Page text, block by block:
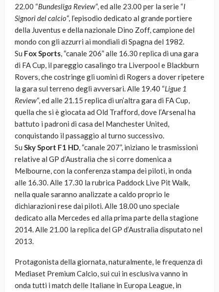
22.00 “Bundesliga Review“, ed alle 23.00 per la serie “I
Signori del calcio“, l’episodio dedicato al grande portiere
della Juventus e della nazionale Dino Zoff, campione del
mondo con gli azzurri ai mondiali di Spagna del 1982.
Su Fox Sports, “canale 206” alle 16.30 replica di una gara
di FA Cup, il pareggio casalingo tra Liverpool e Blackburn
Rovers, che costringe gli uomini di Rogers a dover ripetere
la gara sul terreno degli avversari. Alle 19.40 “Ligue 1
Review“, ed alle 21.15 replica di un’altra gara di FA Cup,
quella che si è giocata ad Old Trafford, dove l’Arsenal ha
battuto i padroni di casa del Manchester United,
conquistando il passaggio al turno successivo.
Su Sky Sport F1 HD, “canale 207”, iniziano le trasmissioni
relative al GP d’Australia che si corre domenica a
Melbourne, con la conferenza stampa dei piloti, in onda
alle 16.30. Alle 17.30 la rubrica Paddock Live Pit Walk,
nella quale saranno analizzate a caldo proprio le
dichiarazioni rese dai piloti. Alle 18.00 uno speciale
dedicato alla Mercedes ed alla prima parte della stagione
2014. Alle 21.00 la replica del GP d’Australia disputato nel
2013.
Protagonista della giornata, naturalmente, le frequenza di
Mediaset Premium Calcio, sui cui in esclusiva vanno in
onda tutti i match delle Italiane in Europa League, in